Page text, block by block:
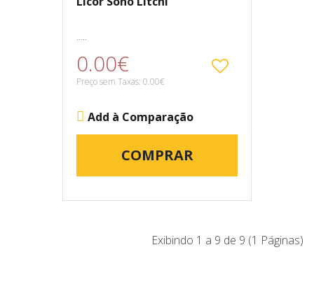
.....
0.00€
Preço sem Taxas: 0.00€
Add à Comparação
COMPRAR
Exibindo 1 a 9 de 9 (1 Páginas)